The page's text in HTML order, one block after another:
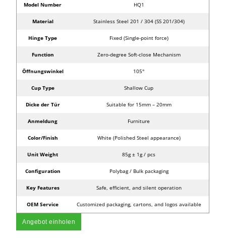
Model Number HQ1
Material Stainless Steel 201 / 304 (SS 201/304)
Hinge Type Fixed (Single-point force)
Function Zero-degree Soft-close Mechanism
Öffnungswinkel 105°
Cup Type Shallow Cup
Dicke der Tür Suitable for 15mm – 20mm
Anmeldung Furniture
Color/Finish White (Polished Steel appearance)
Unit Weight 85g ± 1g / pcs
Configuration Polybag / Bulk packaging
Key Features Safe, efficient, and silent operation
OEM Service Customized packaging, cartons, and logos available
Angebot einholen